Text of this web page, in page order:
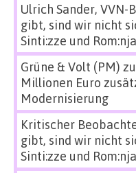
Ulrich Sander, VVN-
gibt, sind wir nicht
Sinti:zze und Rom:nja
Grüne & Volt (PM) zu
Millionen Euro
Modernisierung
Kritischer
gibt, sind wir nicht
Sinti:zze und Rom:nja